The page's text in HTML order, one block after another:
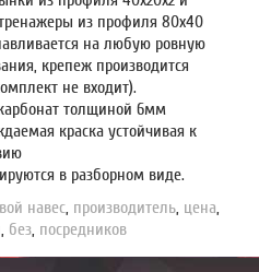
из профиля 80х40
на любую ровную
крепеж производится
не входит).
толщиной 6мм
краска устойчивая к
в разборном виде.
навес, производитель, цена,
, без, посредников